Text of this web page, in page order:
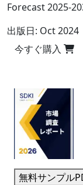
Forecast 2025-
出版日: Oct 2024
今すぐ購入
無料サンプル